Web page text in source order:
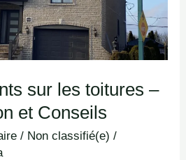
sur les toitures –
et Conseils
/ Non classifié(e) /